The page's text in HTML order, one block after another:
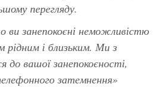
перегляду.
занепокоєні неможливістю
і близьким. Ми з
до вашої занепокоєності,
затемнення»